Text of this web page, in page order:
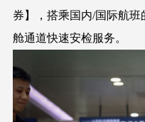
券】，搭乘国内/国际航
舱通道快速安检服务。